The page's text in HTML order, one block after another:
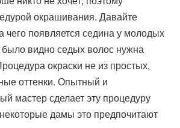
окрашивания. Давайте
чего появляется седина у молодых
видно седых волос нужна
окраски не из простых,
оттенки. Опытный и
мастер сделает эту процедуру
дамы это предпочитают